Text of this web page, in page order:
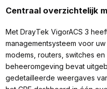
Centraal overzichtelijk
Met DrayTek VigorACS 3
managementsysteem voor
modems, routers, switches
beheeromgeving bevat
gedetailleerde weergaves